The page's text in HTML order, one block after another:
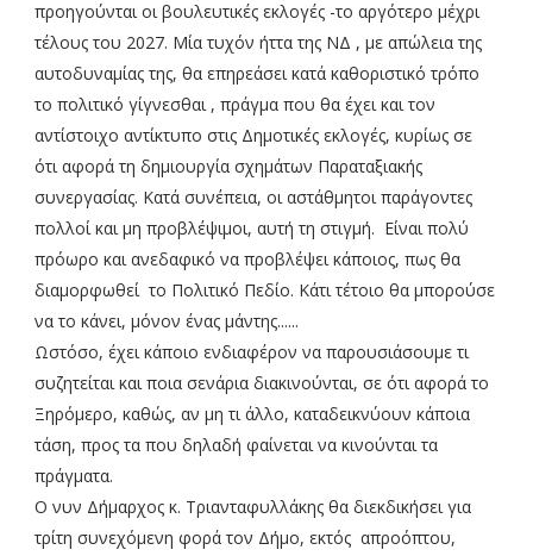
προηγούνται οι βουλευτικές εκλογές -το αργότερο μέχρι
τέλους του 2027. Μία τυχόν ήττα της ΝΔ , με απώλεια της
αυτοδυναμίας της, θα επηρεάσει κατά καθοριστικό τρόπο
το πολιτικό γίγνεσθαι , πράγμα που θα έχει και τον
αντίστοιχο αντίκτυπο στις Δημοτικές εκλογές, κυρίως σε
ότι αφορά τη δημιουργία σχημάτων Παραταξιακής
συνεργασίας. Κατά συνέπεια, οι αστάθμητοι παράγοντες
πολλοί και μη προβλέψιμοι, αυτή τη στιγμή. Είναι πολύ
πρόωρο και ανεδαφικό να προβλέψει κάποιος, πως θα
διαμορφωθεί το Πολιτικό Πεδίο. Κάτι τέτοιο θα μπορούσε
να το κάνει, μόνον ένας μάντης......
Ωστόσο, έχει κάποιο ενδιαφέρον να παρουσιάσουμε τι
συζητείται και ποια σενάρια διακινούνται, σε ότι αφορά το
Ξηρόμερο, καθώς, αν μη τι άλλο, καταδεικνύουν κάποια
τάση, προς τα που δηλαδή φαίνεται να κινούνται τα
πράγματα.
Ο νυν Δήμαρχος κ. Τριανταφυλλάκης θα διεκδικήσει για
τρίτη συνεχόμενη φορά τον Δήμο, εκτός απροόπτου,